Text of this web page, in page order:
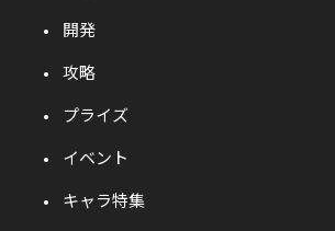
開発
攻略
プライズ
イベント
キャラ特集